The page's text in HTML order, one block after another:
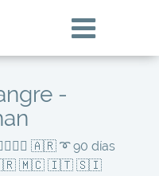
-
🇦🇷 ➰ 90 días
🇫🇷 🇲🇨 🇮🇹 🇸🇮